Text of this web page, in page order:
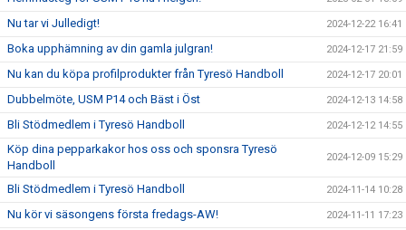
Nu tar vi Julledigt! 2024-12-22 16:41
Boka upphämning av din gamla julgran! 2024-12-17 21:59
Nu kan du köpa profilprodukter från Tyresö Handboll 2024-12-17 20:01
Dubbelmöte, USM P14 och Bäst i Öst 2024-12-13 14:58
Bli Stödmedlem i Tyresö Handboll 2024-12-12 14:55
Köp dina pepparkakor hos oss och sponsra Tyresö
Handboll
2024-12-09 15:29
Bli Stödmedlem i Tyresö Handboll 2024-11-14 10:28
Nu kör vi säsongens första fredags-AW! 2024-11-11 17:23